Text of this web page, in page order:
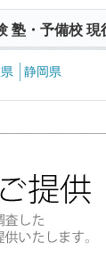
塾・予備校 現
静岡県